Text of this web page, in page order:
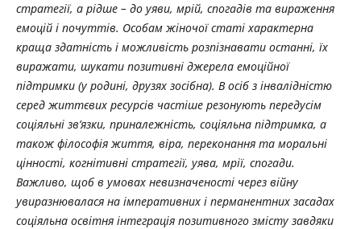
стратегії, а рідше – до уяви, мрій, спогадів та вираження
емоцій і почуттів. Особам жіночої статі характерна
краща здатність і можливість розпізнавати останні, їх
виражати, шукати позитивні джерела емоційної
підтримки (у родині, друзях зосібна). В осіб з інвалідністю
серед життєвих ресурсів частіше резонують передусім
соціяльні зв’язки, приналежність, соціяльна підтримка, а
також філософія життя, віра, переконання та моральні
цінності, когнітивні стратегії, уява, мрії, спогади.
Важливо, щоб в умовах невизначеності через війну
увиразнювалася на імперативних і перманентних засадах
соціяльна освітня інтеграція позитивного змісту завдяки